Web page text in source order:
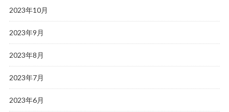
2023年10月
2023年9月
2023年8月
2023年7月
2023年6月